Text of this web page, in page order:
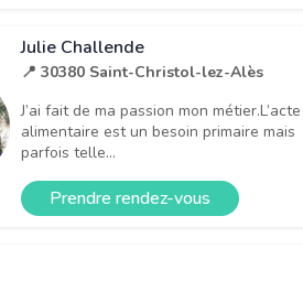
Julie Challende
📍 30380 Saint-Christol-lez-Alès
J’ai fait de ma passion mon métier.L’acte
alimentaire est un besoin primaire mais
parfois telle...
Prendre rendez-vous